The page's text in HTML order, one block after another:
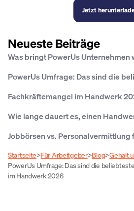
Jetzt
Neueste Beiträge
Wie lange dauert es, einen
Startseite>Für Arbeitgeber>Blog>Gehalt
PowerUs Umfrage: Das sind die
im Hand­werk 2026